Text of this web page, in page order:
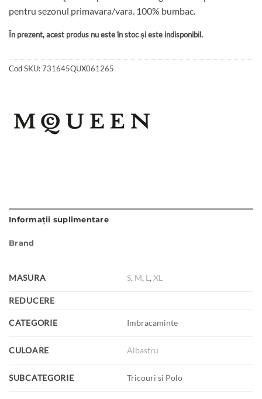
pentru sezonul primavara/vara. 100% bumbac.
În prezent, acest produs nu este în stoc și este indisponibil.
Cod SKU:731645QUX061265
Informații suplimentare
Brand
MASURA S, M, L ,XL
REDUCERE
CATEGORIE Imbracaminte
CULOARE Albastru
SUBCATEGORIE Tricouri si Polo